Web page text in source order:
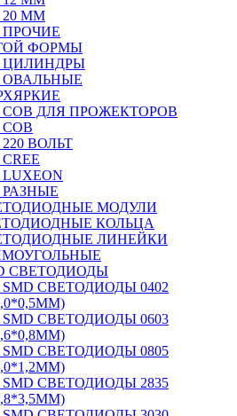
20 ММ
ПРОЧИЕ
ФОРМЫ
ЦИЛИНДРЫ
ОВАЛЬНЫЕ
COB ДЛЯ ПРОЖЕКТОРОВ
COB
220 ВОЛЬТ
CREE
LUXEON
РАЗНЫЕ
МОДУЛИ
КОЛЬЦА
ЛИНЕЙКИ
СВЕТОДИОДЫ
SMD СВЕТОДИОДЫ 0402
SMD СВЕТОДИОДЫ 0603
SMD СВЕТОДИОДЫ 0805
SMD СВЕТОДИОДЫ 2835